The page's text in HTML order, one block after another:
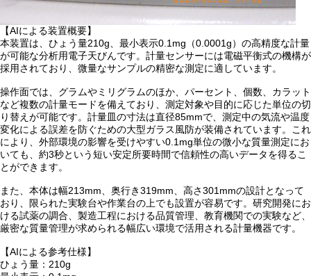
【AIによる装置概要】
本装置は、ひょう量210g、最小表示0.1mg（0.0001g）の高精度な計量
が可能な分析用電子天びんです。計量センサーには電磁平衡式の機構が
採用されており、微量なサンプルの精密な測定に適しています。
操作面では、グラムやミリグラムのほか、パーセント、個数、カラット
など複数の計量モードを備えており、測定対象や目的に応じた単位の切
り替えが可能です。計量皿の寸法は直径85mmで、測定中の気流や温度
変化による誤差を防ぐための大型ガラス風防が装備されています。これ
により、外部環境の影響を受けやすい0.1mg単位の微小な質量測定にお
いても、約3秒という短い安定所要時間で信頼性の高いデータを得るこ
とができます。
また、本体は幅213mm、奥行き319mm、高さ301mmの設計となって
おり、限られた実験台や作業台の上でも設置が容易です。研究開発にお
ける試薬の調合、製造工程における品質管理、教育機関での実験など、
厳密な質量管理が求められる幅広い環境で活用される計量機器です。
【AIによる参考仕様】
ひょう量：210g